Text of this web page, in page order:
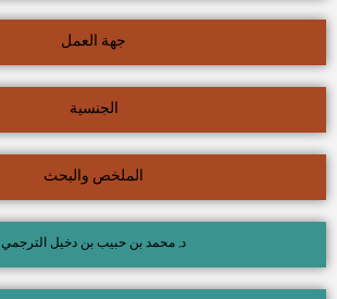
جهة العمل
الجنسية
الملخص والبحث
د. محمد بن حبيب بن دخيل الترجمي